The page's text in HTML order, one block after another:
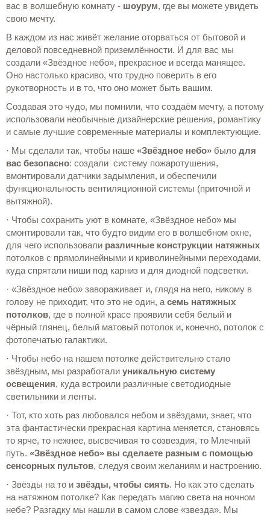
вас в волшебную комнату - шоурум, где вы можете увидеть
свою мечту.
В каждом из нас живёт желание оторваться от бытовой и
деловой повседневной приземлённости. И для вас мы
создали «Звёздное небо», прекрасное и всегда манящее.
Оно настолько красиво, что трудно поверить в его
рукотворность и в то, что оно может быть вашим.
Создавая это чудо, мы помнили, что создаём мечту, а потому
использовали необычные дизайнерские решения, романтику
и самые лучшие современные материалы и комплектующие.
· Мы сделали так, чтобы наше «Звёздное небо» было для
вас безопасно: создали систему пожаротушения,
вмонтировали датчики задымления, и обеспечили
функциональность вентиляционной системы (приточной и
вытяжной).
· Чтобы сохранить уют в комнате, «Звёздное небо» мы
смонтировали так, что будто видим его в волшебном окне,
для чего использовали различные конструкции натяжных
потолков с прямолинейными и криволинейными переходами,
куда спрятали ниши под карниз и для диодной подсветки.
· «Звёздное небо» завораживает и, глядя на него, никому в
голову не приходит, что это не один, а семь натяжных
потолков, где в полной красе проявили себя белый и
чёрный глянец, белый матовый потолок и, конечно, потолок с
фотопечатью галактики.
· Чтобы небо на нашем потолке действительно стало
звёздным, мы разработали уникальную систему
освещения, куда встроили различные светодиодные
светильники и ленты.
· Тот, кто хоть раз любовался небом и звёздами, знает, что
эта фантастически прекрасная картина меняется, становясь
то ярче, то нежнее, высвечивая то созвездия, то Млечный
путь. «Звёздное небо» вы сделаете разным с помощью
сенсорных пультов, следуя своим желаниям и настроению.
· Звёзды на то и звёзды, чтобы сиять. Но как это сделать
на натяжном потолке? Как передать магию света на ночном
небе? Разгадку мы нашли в самом слове «звезда». Мы